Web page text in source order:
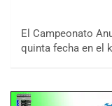
El Campeonato
quinta fecha en el